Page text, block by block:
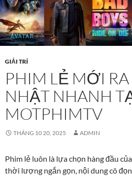
GIẢI TRÍ
PHIM LẺ MỚI
NHẬT NHANH
MOTPHIMTV
THÁNG 10 20, 2025 ADMIN
Phim lẻ luôn là lựa chọn hàng đầu
thời lượng ngắn gọn, nội dung cô